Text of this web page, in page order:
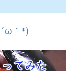
｀*)